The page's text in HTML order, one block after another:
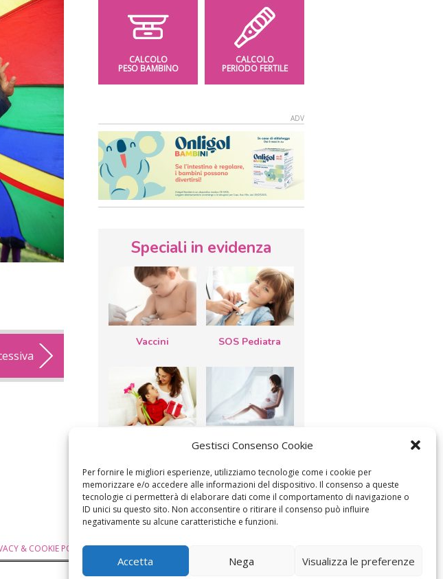
Gestisci Consenso Cookie
Per fornire le migliori esperienze, utilizziamo tecnologie come i cookie per
memorizzare e/o accedere alle informazioni del dispositivo. Il consenso a queste
tecnologie ci permetterà di elaborare dati come il comportamento di navigazione o
ID unici su questo sito. Non acconsentire o ritirare il consenso può influire
negativamente su alcune caratteristiche e funzioni.
Accetta Nega Visualizza le preferenze
CALCOLO
PESO BAMBINO
CALCOLO
PERIODO FERTILE
Speciali in evidenza
Vaccini SOS Pediatra
mamma: lavoretti,
filastrocche
Le settimane di
gravidanza
& COOKIE POLICY MODIFICA IL CONSENSO